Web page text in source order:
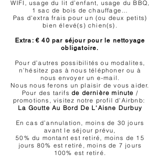
WIFI, usage du lit d’enfant, usage du BBQ,
1 sac de bois de chauffage…
Pas d'extra frais pour un (ou deux petits)
bien élevé(s) chien(s).
Extra: € 40 par séjour pour le nettoyage
obligatoire.
Pour d’autres possibilités ou modalites,
n’hésitez pas à nous téléphoner ou à
nous envoyer un e-mail.
Nous nous ferons un plaisir de vous aider.
Pour des tarifsde dernière minute /
promotions,visitez notre profil d'Airbnb:
La Goutte Au Bord De L'Aisne Durbuy
En cas d’annulation, moins de 30 jours
avant le séjour prévu,
50% du montant est retiré, moins de 15
jours 80% est retiré, moins de 7 jours
100% est retiré.